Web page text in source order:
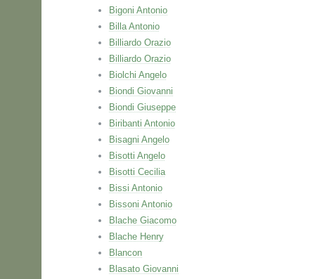
Bigoni Antonio
Billa Antonio
Billiardo Orazio
Billiardo Orazio
Biolchi Angelo
Biondi Giovanni
Biondi Giuseppe
Biribanti Antonio
Bisagni Angelo
Bisotti Angelo
Bisotti Cecilia
Bissi Antonio
Bissoni Antonio
Blache Giacomo
Blache Henry
Blancon
Blasato Giovanni